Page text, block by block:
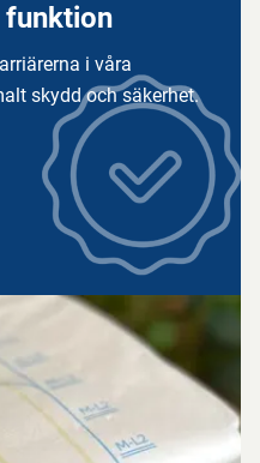
funktion
i våra
skydd och säkerhet.